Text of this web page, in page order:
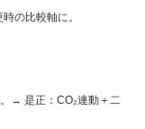
の比較軸に。
→ 是正：CO₂連動＋二